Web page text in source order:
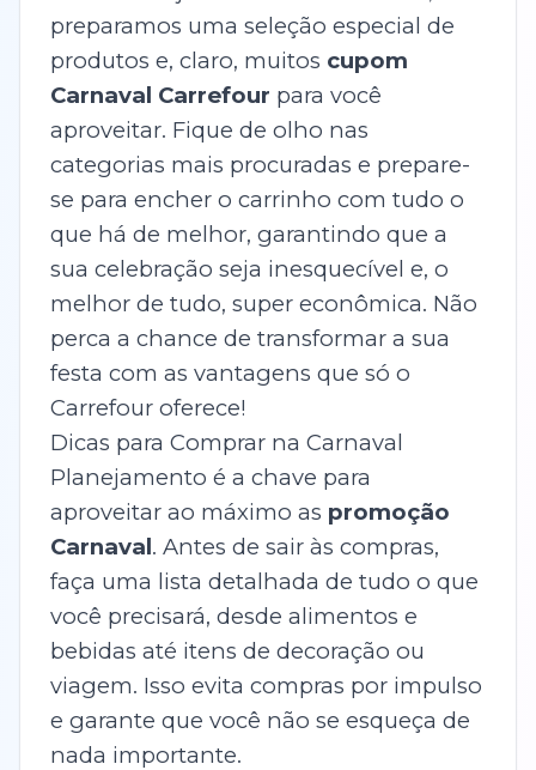
preparamos uma seleção especial de
produtos e, claro, muitos cupom
Carnaval Carrefour para você
aproveitar. Fique de olho nas
categorias mais procuradas e prepare-
se para encher o carrinho com tudo o
que há de melhor, garantindo que a
sua celebração seja inesquecível e, o
melhor de tudo, super econômica. Não
perca a chance de transformar a sua
festa com as vantagens que só o
Carrefour oferece!
Dicas para Comprar na Carnaval
Planejamento é a chave para
aproveitar ao máximo as promoção
Carnaval. Antes de sair às compras,
faça uma lista detalhada de tudo o que
você precisará, desde alimentos e
bebidas até itens de decoração ou
viagem. Isso evita compras por impulso
e garante que você não se esqueça de
nada importante.